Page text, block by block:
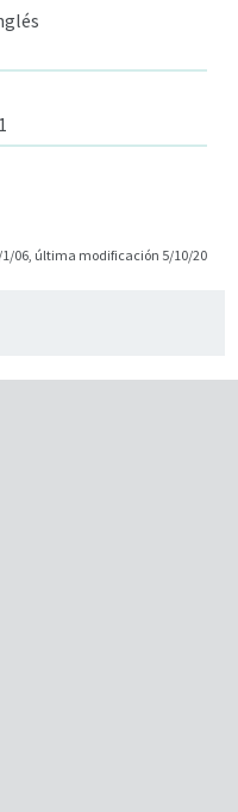
1/06, última modificación 5/10/20